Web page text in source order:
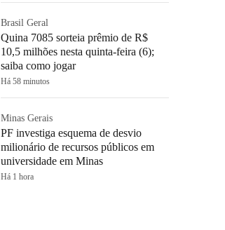
Brasil Geral
Quina 7085 sorteia prêmio de R$
10,5 milhões nesta quinta-feira (6);
saiba como jogar
Há 58 minutos
Minas Gerais
PF investiga esquema de desvio
milionário de recursos públicos em
universidade em Minas
Há 1 hora